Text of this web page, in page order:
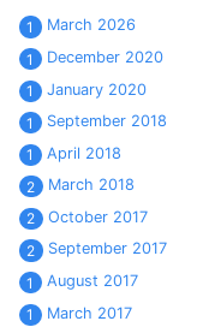
1
March 2026
1
December 2020
1
January 2020
1
September 2018
1
April 2018
2
March 2018
2
October 2017
2
September 2017
1
August 2017
1
March 2017